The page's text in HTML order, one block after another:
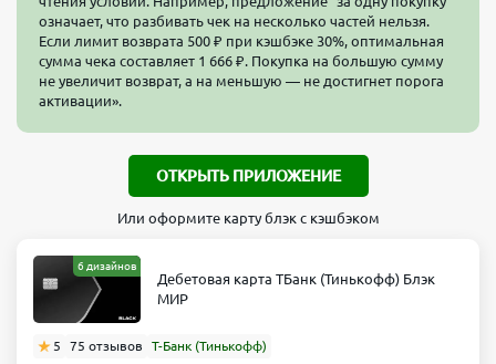
означает, что разбивать чек на несколько частей нельзя.
Если лимит возврата 500 ₽ при кэшбэке 30%, оптимальная
сумма чека составляет 1 666 ₽. Покупка на большую сумму
не увеличит возврат, а на меньшую — не достигнет порога
активации».
ОТКРЫТЬ ПРИЛОЖЕНИЕ
Или оформите карту блэк с кэшбэком
6 дизайнов
Дебетовая карта ТБанк (Тинькофф) Блэк
МИР
5 75 отзывов Т-Банк (Тинькофф)